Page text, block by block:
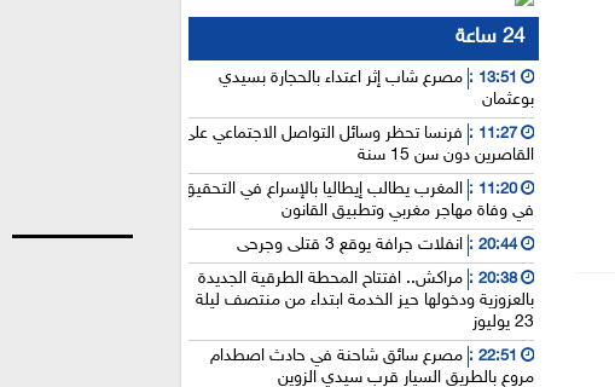
24 ساعة
13:51 :
مصرع شاب إثر اعتداء بالحجارة بسيدي
بوعثمان
11:27 :
فرنسا تحظر وسائل التواصل الاجتماعي على
القاصرين دون سن 15 سنة
11:20 :
المغرب يطالب إيطاليا بالإسراع في التحقيق
في وفاة مهاجر مغربي وتطبيق القانون
20:44 : انفلات جرافة يوقع 3 قتلى وجرحى
20:38 :
مراكش.. افتتاح المحطة الطرقية الجديدة
بالعزوزية ودخولها حيز الخدمة ابتداء من منتصف ليلة
23 يوليوز
22:51 :
مصرع سائق شاحنة في حادث اصطدام
مروع بالطريق السيار قرب سيدي الزوين